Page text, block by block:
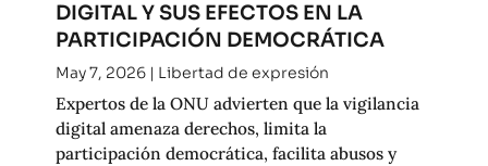
DIGITAL Y SUS EFECTOS EN LA
PARTICIPACIÓN DEMOCRÁTICA
May 7, 2026| Libertad de expresión
Expertos de la ONU advierten que la vigilancia
digital amenaza derechos, limita la
participación democrática, facilita abusos y